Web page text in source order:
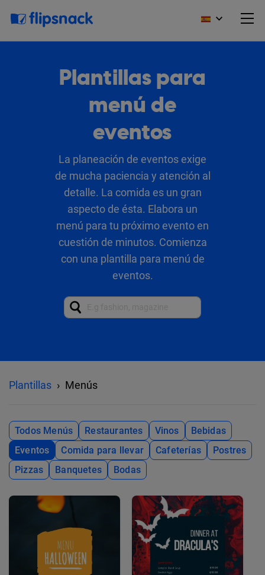
Plantillas para
menú de
eventos
La planeación de eventos exige
de mucha paciencia y atención al
detalle. La comida es un gran
aspecto de ésta. Elabora un
menú para tu próximo evento en
cuestión de minutos. Comienza
con una plantilla para menú de
eventos.
Plantillas Menús
Todos Menús Restaurantes Vinos
Bebidas
Eventos
Comida para llevar Cafeterías
Postres
Pizzas
Banquetes Bodas